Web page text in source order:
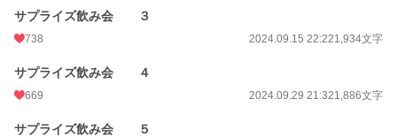
サプライズ飲み会 ３
738 2024.09.15 22:221,934文字
サプライズ飲み会 ４
669 2024.09.29 21:321,886文字
サプライズ飲み会 ５